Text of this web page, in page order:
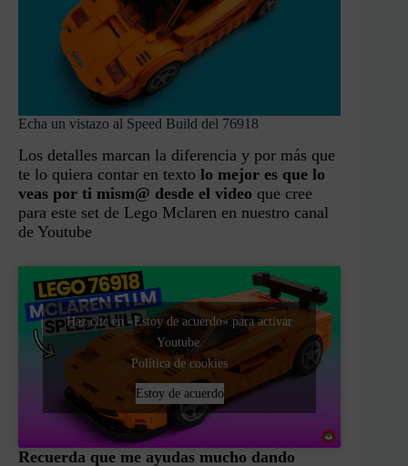
Echa un vistazo al Speed Build del 76918
Los detalles marcan la diferencia y por más que
te lo quiera contar en texto lo mejor es que lo
veas por ti mism@ desde el video que cree
para este set de Lego Mclaren en nuestro canal
de Youtube
Haz clic en «Estoy de acuerdo» para activar
Youtube
Política de cookies
Estoy de acuerdo
Recuerda que me ayudas mucho dando